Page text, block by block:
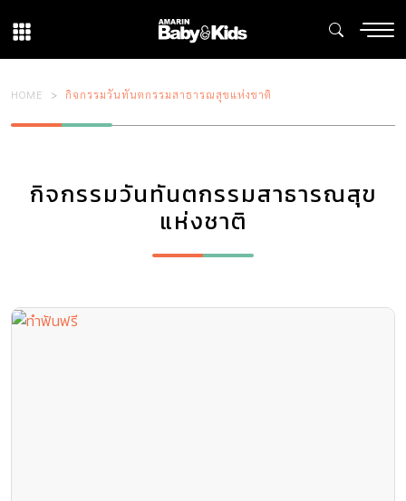
HOME กิจกรรมวันทันตกรรมสาธารณสุขแห่งชาติ
กิจกรรมวันทันตกรรมสาธารณสุข
แห่งชาติ